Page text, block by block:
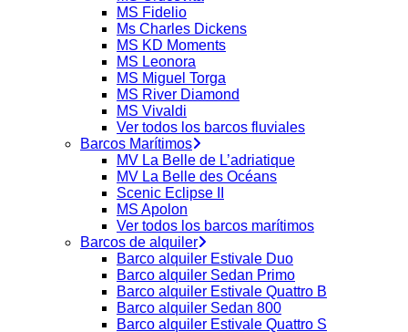
MS Fidelio
Ms Charles Dickens
MS KD Moments
MS Leonora
MS Miguel Torga
MS River Diamond
MS Vivaldi
Ver todos los barcos fluviales
Barcos Marítimos
MV La Belle de L’adriatique
MV La Belle des Océans
Scenic Eclipse II
MS Apolon
Ver todos los barcos marítimos
Barcos de alquiler
Barco alquiler Estivale Duo
Barco alquiler Sedan Primo
Barco alquiler Estivale Quattro B
Barco alquiler Sedan 800
Barco alquiler Estivale Quattro S